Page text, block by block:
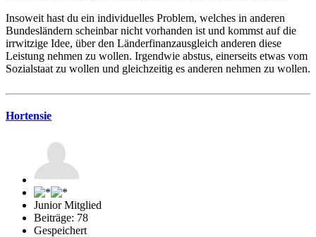
Insoweit hast du ein individuelles Problem, welches in anderen
Bundesländern scheinbar nicht vorhanden ist und kommst auf die
irrwitzige Idee, über den Länderfinanzausgleich anderen diese
Leistung nehmen zu wollen. Irgendwie abstus, einerseits etwas vom
Sozialstaat zu wollen und gleichzeitig es anderen nehmen zu wollen.
Hortensie
Junior Mitglied
Beiträge: 78
Gespeichert